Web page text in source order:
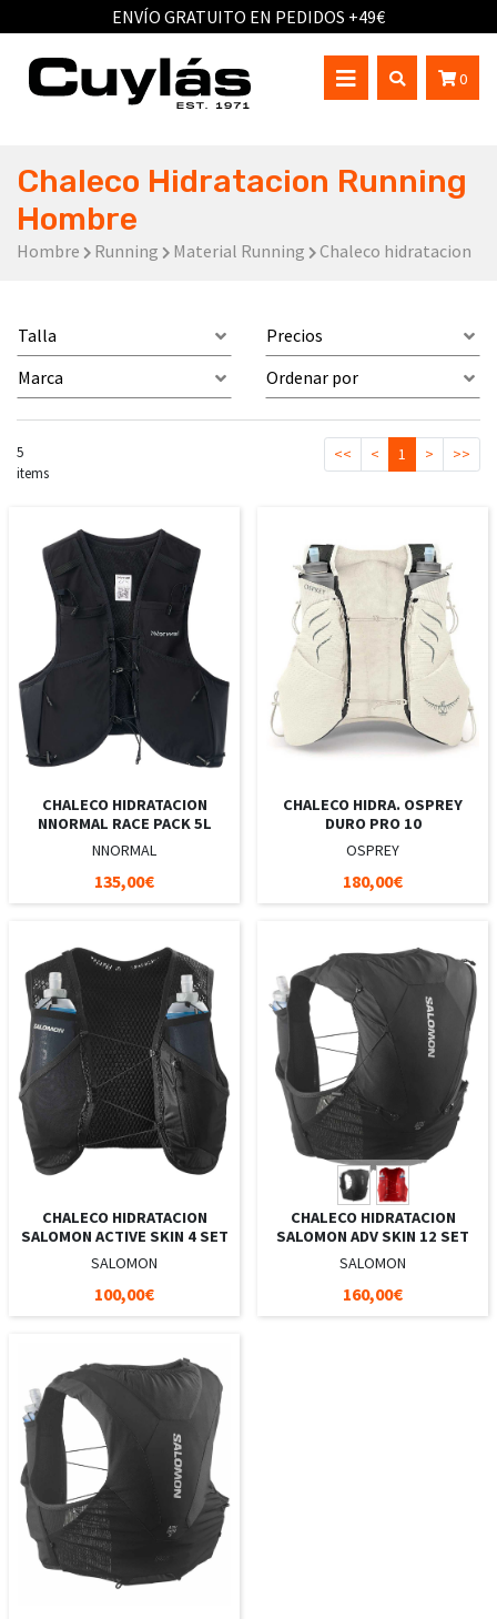
ENVÍO GRATUITO EN PEDIDOS +49€
0
Chaleco Hidratacion Running
Hombre
Hombre Running Material Running Chaleco hidratacion
Talla
Precios
Marca
Ordenar por
5
items
<< < 1 > >>
CHALECO HIDRATACION
NNORMAL RACE PACK 5L
NNORMAL
135,00€
CHALECO HIDRA. OSPREY
DURO PRO 10
OSPREY
180,00€
CHALECO HIDRATACION
SALOMON ACTIVE SKIN 4 SET
SALOMON
100,00€
CHALECO HIDRATACION
SALOMON ADV SKIN 12 SET
SALOMON
160,00€